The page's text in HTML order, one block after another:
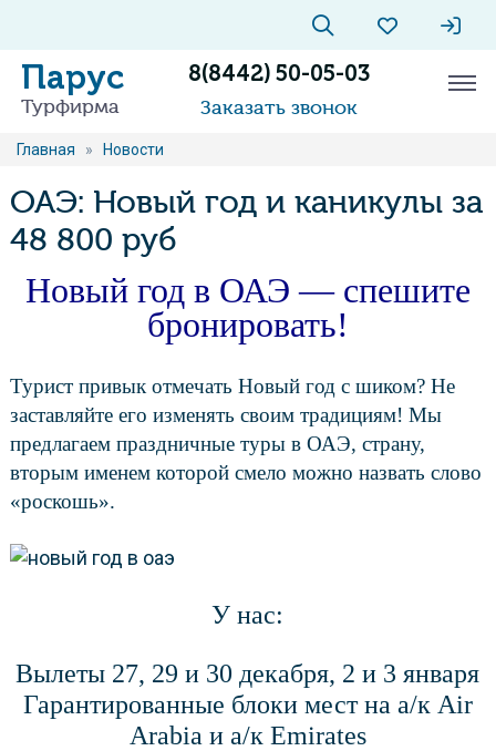
Парус
Турфирма
8(8442) 50-05-03
Заказать звонок
Главная » Новости
ОАЭ: Новый год и каникулы за
48 800 руб
Новый год в ОАЭ — спешите
бронировать!
Турист привык отмечать Новый год с шиком? Не
заставляйте его изменять своим традициям! Мы
предлагаем праздничные туры в ОАЭ, страну,
вторым именем которой смело можно назвать слово
«роскошь».
У нас:
Вылеты 27, 29 и 30 декабря, 2 и 3 января
Гарантированные блоки мест на а/к Air
Arabia и а/к Emirates